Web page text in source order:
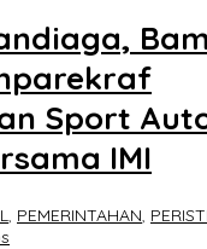
Sport
IMI
, PEMERINTAHAN,